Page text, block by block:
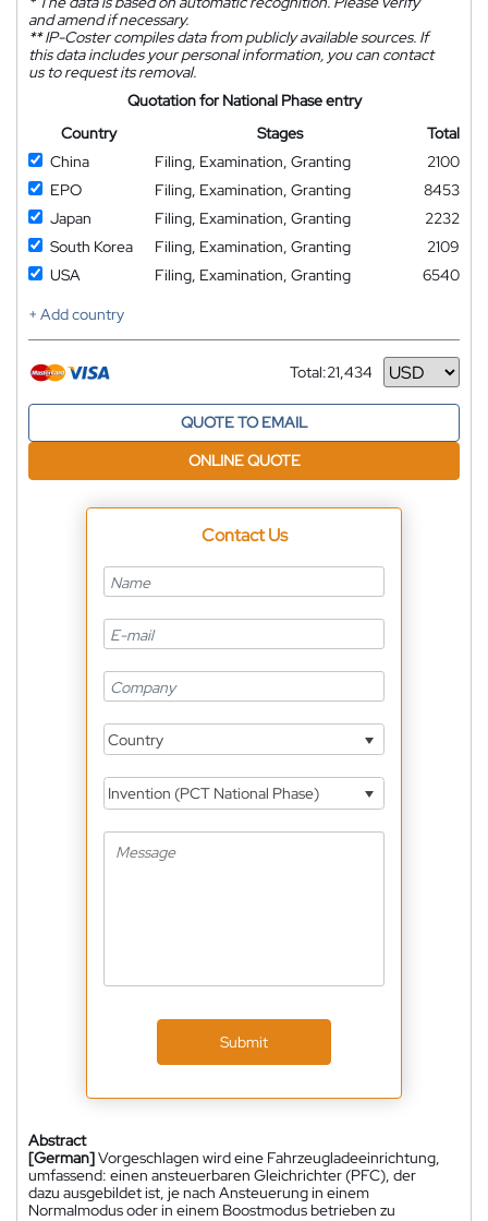
and amend if necessary.
**IP-Coster compiles data from publicly available sources. If
this data includes your personal information, you can contact
us to request its removal.
Quotation for National Phase entry
Country
Stages
Total
China
Filing, Examination, Granting
2100
EPO
Filing, Examination, Granting
8453
Japan
Filing, Examination, Granting
2232
South Korea
Filing, Examination, Granting
2109
USA
Filing, Examination, Granting
6540
+ Add country
Total:21,434
Currency
QUOTE TO EMAIL
ONLINE QUOTE
Contact Us
Country
Invention (PCT National Phase)
Submit
Abstract
[German]Vorgeschlagen wird eine Fahrzeugladeeinrichtung,
umfassend: einen ansteuerbaren Gleichrichter (PFC), der
dazu ausgebildet ist, je nach Ansteuerung in einem
Normalmodus oder in einem Boostmodus betrieben zu